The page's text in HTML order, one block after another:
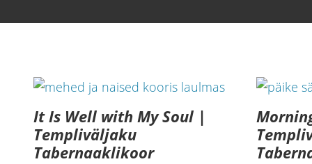
It Is Well with My Soul |
Templiväljaku
Tabernaaklikoor